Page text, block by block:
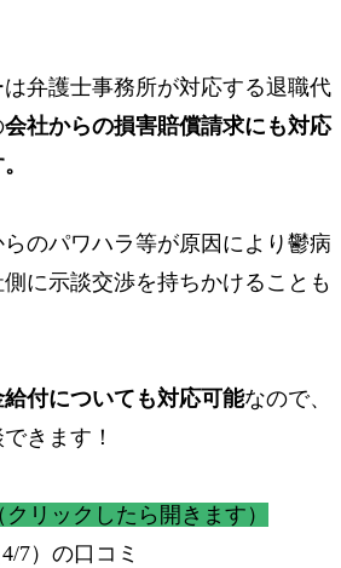
弁護士事務所が対応する退職代
会社からの損害賠償請求にも対応
のパワハラ等が原因により鬱病
に示談交渉を持ちかけることも
付についても対応可能なので、
きます！
リックしたら開きます）
7）の口コミ